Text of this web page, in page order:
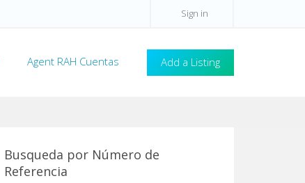
Sign in
Add a Listing
Agent RAH Cuentas
Busqueda por Número de
Referencia